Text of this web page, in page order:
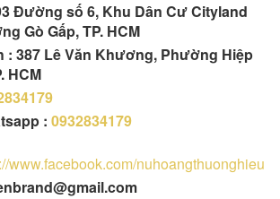
Đường số 6, Khu Dân Cư Cityland
Gò Gấp, TP. HCM
: 387 Lê Văn Khương, Phường Hiệp
HCM
: 0932834179
www.facebook.com/nuhoangthuonghieu